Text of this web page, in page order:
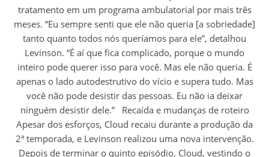
tratamento em um programa ambulatorial por mais três
meses. “Eu sempre senti que ele não queria [a sobriedade]
tanto quanto todos nós queríamos para ele”, detalhou
Levinson. “É aí que fica complicado, porque o mundo
inteiro pode querer isso para você. Mas ele não queria. É
apenas o lado autodestrutivo do vício e supera tudo. Mas
você não pode desistir das pessoas. Eu não ia deixar
ninguém desistir dele.” Recaída e mudanças de roteiro
Apesar dos esforços, Cloud recaiu durante a produção da
2ª temporada, e Levinson realizou uma nova intervenção.
Depois de terminar o quinto episódio, Cloud, vestindo o